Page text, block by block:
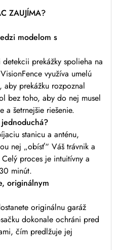
ZAUJÍMA?
modelom s
prekážky spolieha na
využíva umelú
aby prekážku rozpoznal
bez toho, aby do nej musel
a šetrnejšie riešenie.
jednoduchá?
stanicu a anténu,
nej „obísť“ Váš trávnik a
proces je intuitívny a
minút.
originálnym
originálnu garáž
dokonale ochráni pred
čím predlžuje jej